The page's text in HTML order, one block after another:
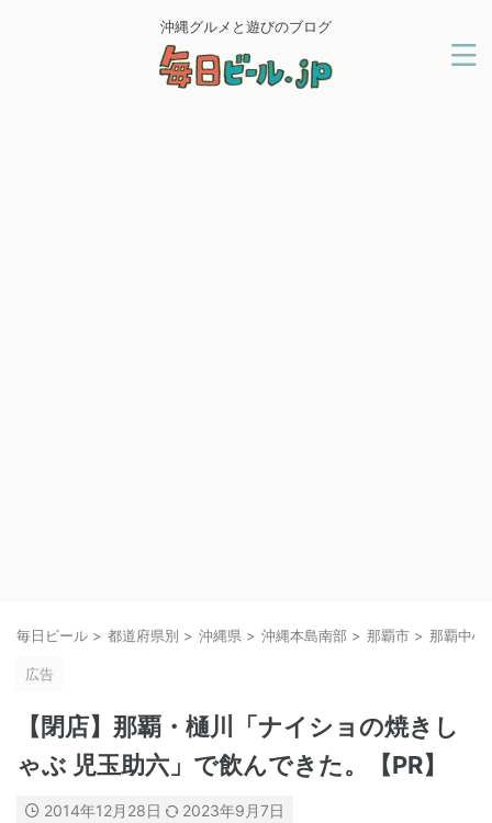
沖縄グルメと遊びのブログ
毎日ビール > 都道府県別 > 沖縄県 > 沖縄本島南部 > 那覇市 > 那覇中心
広告
【閉店】那覇・樋川「ナイショの焼きし
ゃぶ 児玉助六」で飲んできた。【PR】
2014年12月28日
2023年9月7日